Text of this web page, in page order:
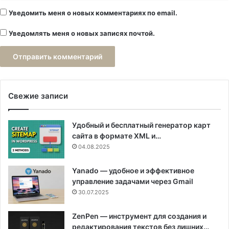
Уведомить меня о новых комментариях по email.
Уведомлять меня о новых записях почтой.
Свежие записи
Удобный и бесплатный генератор карт
сайта в формате XML и…
04.08.2025
Yanado — удобное и эффективное
управление задачами через Gmail
30.07.2025
ZenPen — инструмент для создания и
редактирования текстов без лишних…